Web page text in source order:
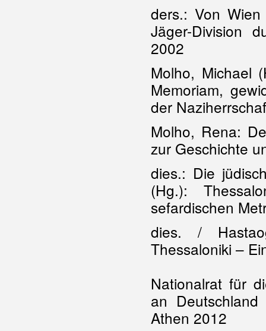
ders.: Von
Jäger-Division
2002
Molho, Michael
Memoriam,
der
Molho, Rena:
zur Geschichte
dies.: Die
(Hg.):
sefardischen
dies. /
Thessaloniki –
Nationalrat für
an
Athen 2012